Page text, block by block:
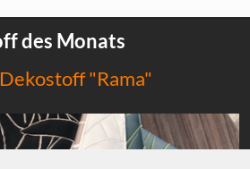
des Monats
"Rama"